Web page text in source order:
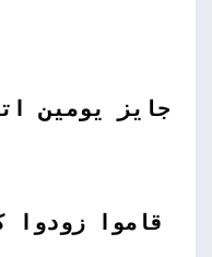
جايز يومين
قاموا زودوا